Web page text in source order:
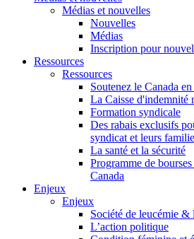
Médias et nouvelles
Nouvelles
Médias
Inscription pour
Ressources
Ressources
Soutenez le Canada
La Caisse d'indemnité
Formation syndicale
Des rabais exclusifs
syndicat et leurs
La santé et la sécurité
Programme de
Canada
Enjeux
Enjeux
Société de leucémie
L’action politique